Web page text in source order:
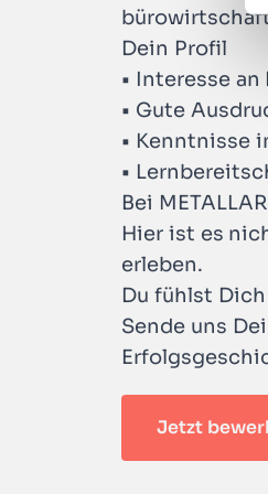
e
c
t
i
o
n
Dein Profil
• Interesse
• Gute
• Kenntnisse
•
Bei
Hier ist es
erleben.
Du fühlst
Sende uns
Jetzt